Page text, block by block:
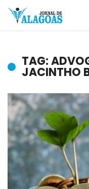
TAG:
JACINTHO